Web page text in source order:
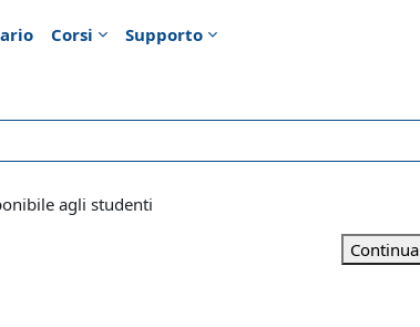
Corsi Supporto
agli studenti
Continua